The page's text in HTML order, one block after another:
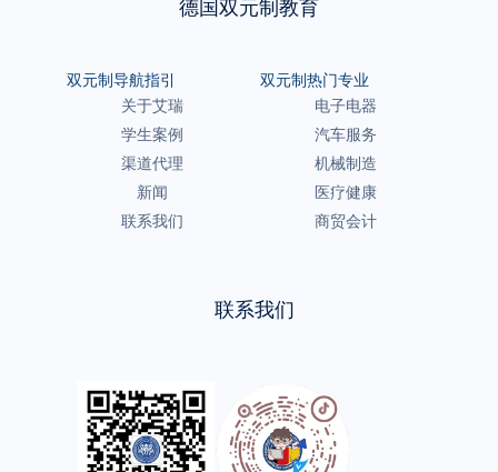
德国双元制教育
双元制导航指引
关于艾瑞
学生案例
渠道代理
新闻
联系我们
双元制热门专业
电子电器
汽车服务
机械制造
医疗健康
商贸会计
联系我们